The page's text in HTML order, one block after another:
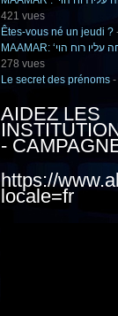
421 vues
Êtes-vous né un jeudi ?
278 vues
Le secret des prénoms -
AIDEZ LES
-
https://
locale=fr